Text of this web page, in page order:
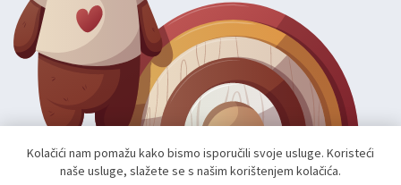
Kolačići nam pomažu kako bismo isporučili svoje usluge. Koristeći
naše usluge, slažete se s našim korištenjem kolačića.